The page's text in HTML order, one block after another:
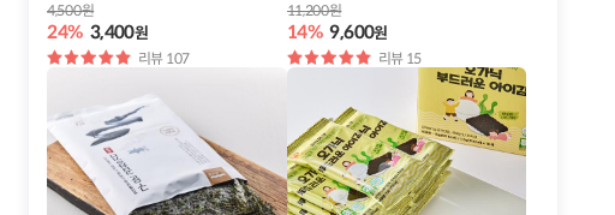
24% 3,400원
4,500원
별
리뷰 107
14% 9,600원
11,200원
별
점
리뷰 15